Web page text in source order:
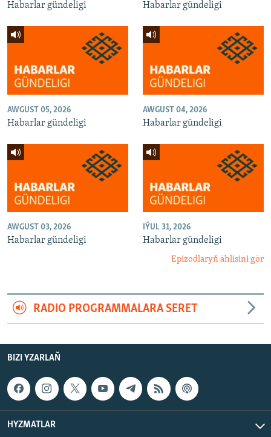
Habarlar gündeligi Habarlar gündeligi
AWGUST 05, 2026
Habarlar gündeligi
AWGUST 04, 2026
Habarlar gündeligi
AWGUST 03, 2026
Habarlar gündeligi
IÝUL 31, 2026
Habarlar gündeligi
Epizodlaryň ählisini gör
RADIO PROGRAMMALARA SERET
BIZI YZARLAŇ
HYZMATLAR